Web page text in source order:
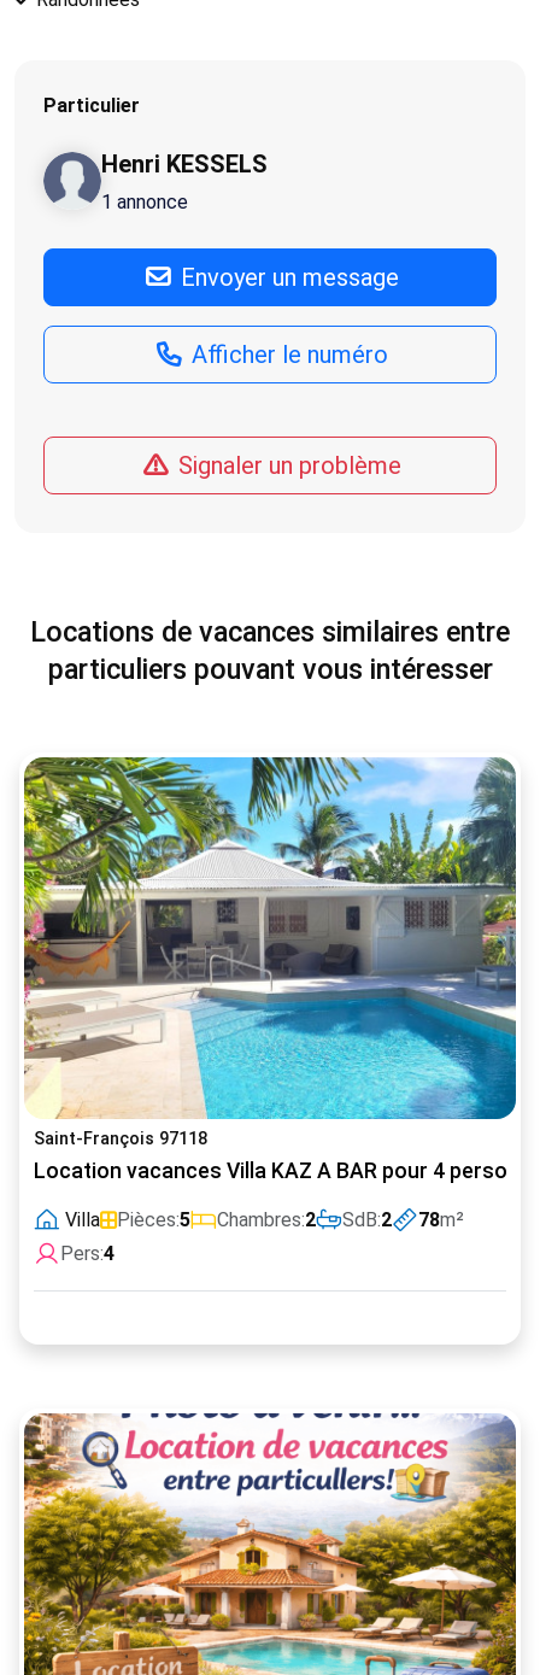
Particulier
Henri KESSELS
1 annonce
Envoyer un message
Afficher le numéro
Signaler un problème
Locations de vacances similaires entre
particuliers pouvant vous intéresser
Saint-François 97118
Location vacances Villa KAZ A BAR pour 4
Villa Pièces:5 Chambres:2 SdB:2 78m²
Pers:4